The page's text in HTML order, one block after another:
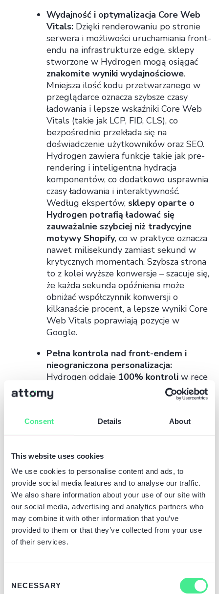
Consent Details About
This website uses cookies
We use cookies to personalise content and ads, to
provide social media features and to analyse our traffic.
We also share information about your use of our site with
our social media, advertising and analytics partners who
may combine it with other information that you’ve
provided to them or that they’ve collected from your use
of their services.
Selection
NECESSARY
Wydajność i optymalizacja Core Web
Vitals: Dzięki renderowaniu po stronie
serwera i możliwości uruchamiania front-
endu na infrastrukturze edge, sklepy
stworzone w Hydrogen mogą osiągać
znakomite wyniki wydajnościowe.
Mniejsza ilość kodu przetwarzanego w
przeglądarce oznacza szybsze czasy
ładowania i lepsze wskaźniki Core Web
Vitals (takie jak LCP, FID, CLS), co
bezpośrednio przekłada się na
doświadczenie użytkowników oraz SEO.
Hydrogen zawiera funkcje takie jak pre-
rendering i inteligentna hydracja
komponentów, co dodatkowo usprawnia
czasy ładowania i interaktywność.
Według ekspertów, sklepy oparte o
Hydrogen potrafią ładować się
zauważalnie szybciej niż tradycyjne
motywy Shopify, co w praktyce oznacza
nawet milisekundy zamiast sekund w
krytycznych momentach. Szybsza strona
to z kolei wyższe konwersje – szacuje się,
że każda sekunda opóźnienia może
obniżać współczynnik konwersji o
kilkanaście procent, a lepsze wyniki Core
Web Vitals poprawiają pozycje w
Google.
Pełna kontrola nad front-endem i
nieograniczona personalizacja:
Hydrogen oddaje 100% kontroli w ręce
developerów, jeśli chodzi o wygląd i
działanie sklepu. W przeciwieństwie do
narzuconych z góry szablonów czy
ograniczeń języka szablonowego –
graficzny, interakcje UI/UX,
niestandardowe funkcjonalności
JavaScript, itp. Developerzy mają pełną
swobodę w budowaniuskomplikowanej
logiki front-endu, wykraczającej poza to,
co możliwe w Liquid. Otwiera to drogę
do tworzenia naprawdęunikalnych
doświadczeń zakupowych
„ramami” standardowego motywu. Dla
biznesu oznacza to możliwość